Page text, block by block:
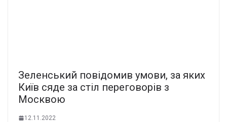
Зеленський повідомив умови, за яких
Київ сяде за стіл переговорів з
Москвою
12.11.2022